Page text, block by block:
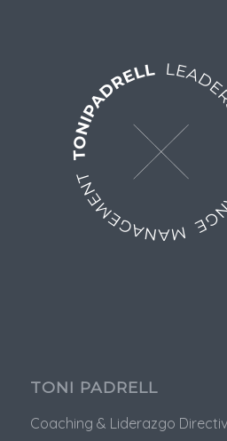
TONI PADRELL
Coaching & Liderazgo